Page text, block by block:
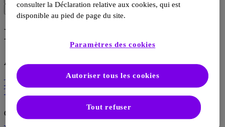
Les maladies du voyageur
Articles
Tout voir
Tout voir
Campus
consulter la Déclaration relative aux cookies, qui est
disponible au pied de page du site.
Paramètres des cookies
Tout refuser
Autoriser tous les cookies